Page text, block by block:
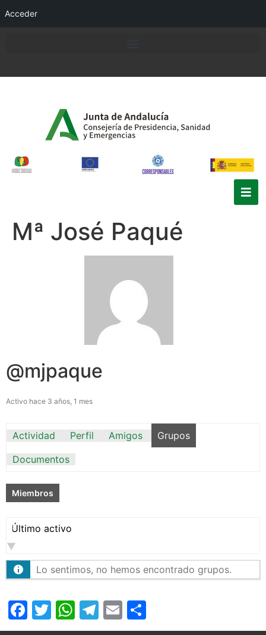
Acceder
Mª José Paqué
@mjpaque
Activo hace 3 años, 1 mes
Actividad Perfil Amigos
Grupos
Documentos
Miembros
Ordenar
por:
Lo sentimos, no hemos encontrado grupos.
Facebook
Twitter
WhatsApp
Telegram
Email